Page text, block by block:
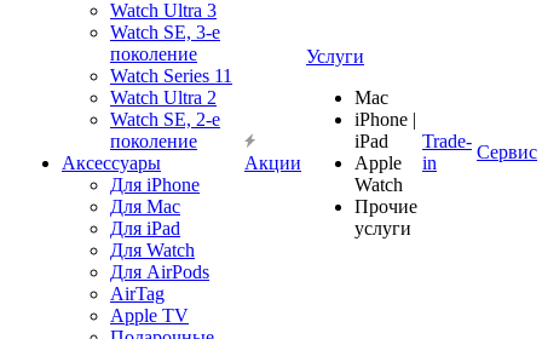
Watch Ultra 3
Watch SE, 3-е
поколение
Watch Series 11
Watch Ultra 2
Watch SE, 2-е
поколение
Аксессуары
Для iPhone
Для Mac
Для iPad
Для Watch
Для AirPods
AirTag
Apple TV
Акции
Услуги
Mac
iPhone |
iPad
Apple
Watch
Прочие
услуги
Trade-
in
Сервис